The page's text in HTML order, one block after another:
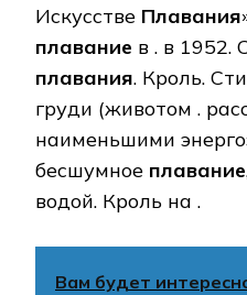
Искусстве Плавания
плавание в . в 1952.
плавания. Кроль.
груди (животом .
наименьшими
бесшумное плавание
водой. Кроль на .
Вам будет